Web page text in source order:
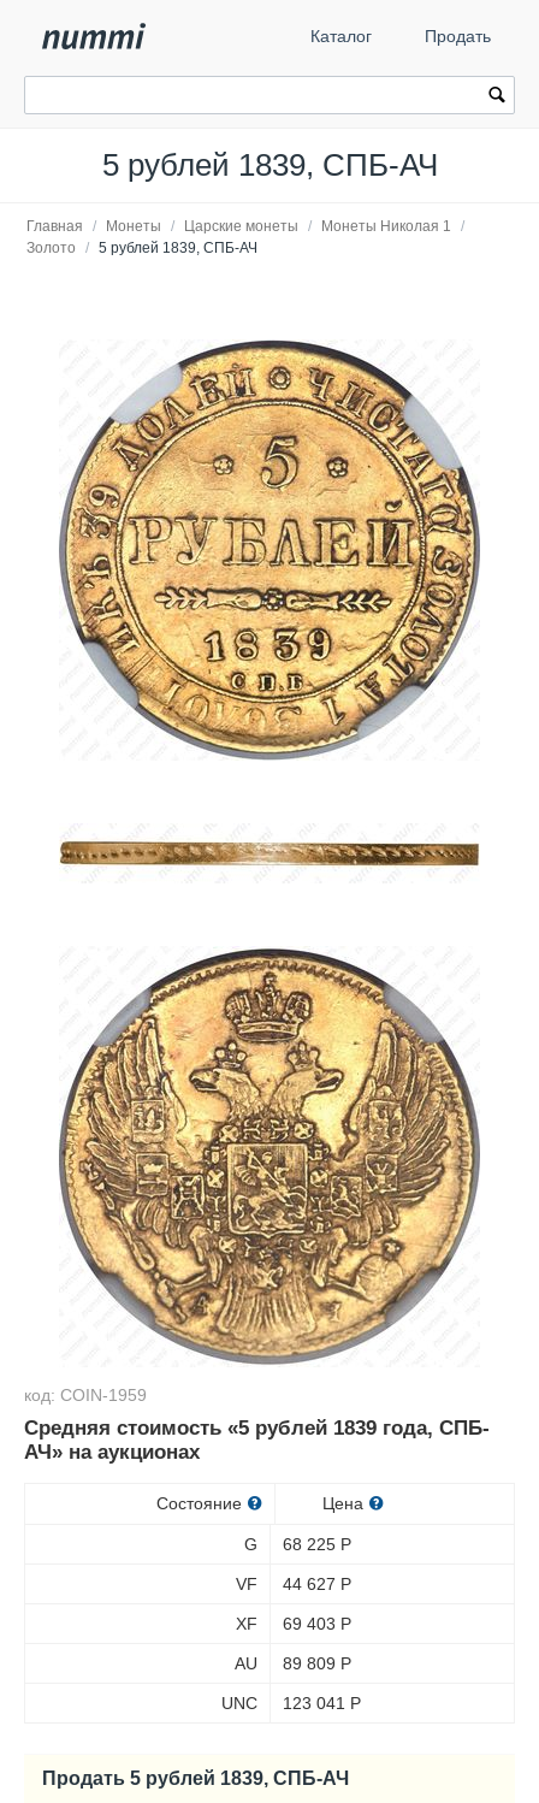
Каталог Продать
5 рублей 1839, СПБ-АЧ
Главная / Монеты / Царские монеты / Монеты Николая 1
/
Золото
/ 5 рублей 1839, СПБ-АЧ
код: COIN-1959
Средняя стоимость «5 рублей 1839 года, СПБ-
АЧ» на аукционах
Состояние Цена
G 68 225 Р
VF 44 627 Р
XF 69 403 Р
AU 89 809 Р
UNC 123 041 Р
Продать 5 рублей 1839, СПБ-АЧ